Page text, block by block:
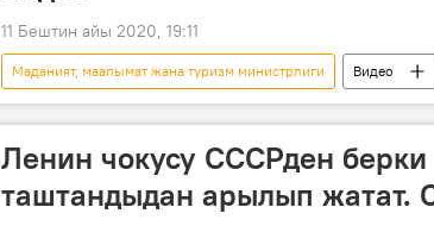
11 Бештин айы 2020, 19:11
Маданият, маалымат жана туризм министрлиги Видео
Кыргызстан
Нуржигит Кадырбеков англис
Ленин чокусу СССРден берки
таштандыдан арылып жатат.